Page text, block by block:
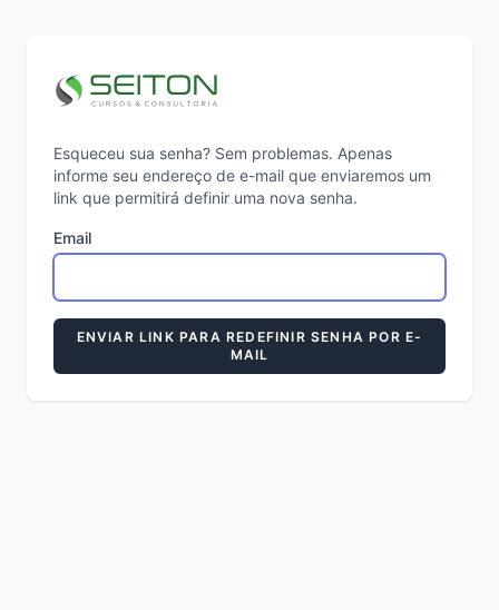
Esqueceu sua senha? Sem problemas. Apenas
informe seu endereço de e-mail que enviaremos um
link que permitirá definir uma nova senha.
Email
ENVIAR LINK PARA REDEFINIR SENHA POR E-
MAIL